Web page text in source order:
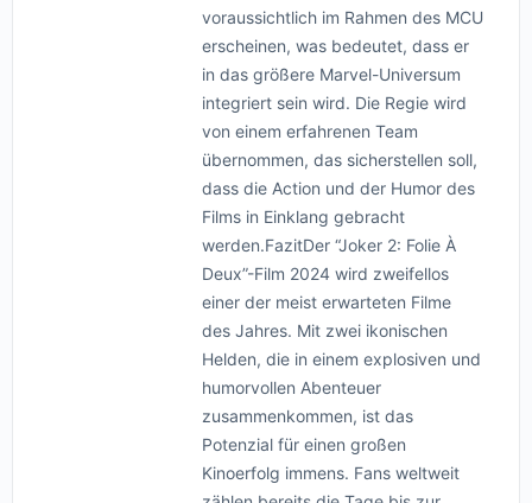
voraussichtlich im Rahmen des MCU
erscheinen, was bedeutet, dass er
in das größere Marvel-Universum
integriert sein wird. Die Regie wird
von einem erfahrenen Team
übernommen, das sicherstellen soll,
dass die Action und der Humor des
Films in Einklang gebracht
werden.FazitDer “Joker 2: Folie À
Deux”-Film 2024 wird zweifellos
einer der meist erwarteten Filme
des Jahres. Mit zwei ikonischen
Helden, die in einem explosiven und
humorvollen Abenteuer
zusammenkommen, ist das
Potenzial für einen großen
Kinoerfolg immens. Fans weltweit